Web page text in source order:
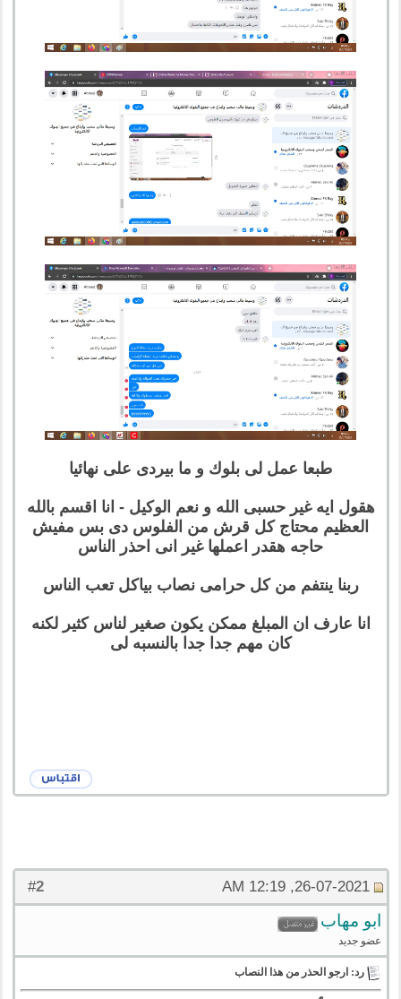
طبعا عمل لى بلوك و ما بيردى على نهائيا
هقول ايه غير حسبى الله و نعم الوكيل - انا اقسم بالله
العظيم محتاج كل قرش من الفلوس دى بس مفيش
حاجه هقدر اعملها غير انى احذر الناس
ربنا ينتفم من كل حرامى نصاب بياكل تعب الناس
انا عارف ان المبلغ ممكن يكون صغير لناس كثير لكنه
كان مهم جدا جدا بالنسبه لى
#
2 26-07-2021, 12:19 AM
ابو مهاب
عضو جديد
رد: ارجو الحذر من هذا النصاب